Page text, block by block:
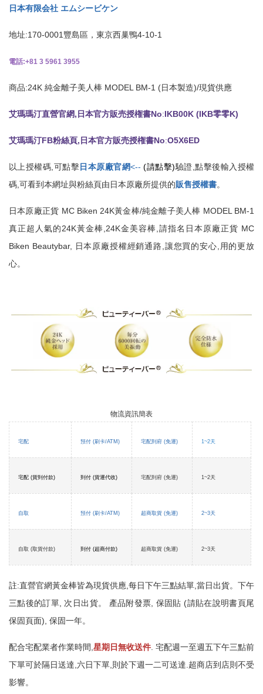
日本有限会社 エムシービケン
地址:170-0001豐島區，東京西巢鴨4-10-1
電話:+81 3 5961 3955
商品:24K 純金離子美人棒 MODEL BM-1 (日本製造)/現貨供應
艾瑪瑪汀直營官網,日本官方販売授権書No:IKB00K (IKB零零K)
艾瑪瑪汀FB粉絲頁,日本官方販売授権書No:O5X6ED
以上授權碼,可點擊 日本原廠官網<--(請點擊)驗證,點擊後輸入授權
碼,可看到本網址與粉絲頁由日本原廠所提供的販售授權書。
日本原廠正貨 MC Biken 24K黃金棒/純金離子美人棒 MODEL BM-1
真正超人氣的24K黃金棒,24K金美容棒,請指名日本原廠正貨 MC
Biken Beautybar, 日本原廠授權經銷通路,讓您買的安心,用的更放
心。
物流資訊簡表
宅配 預付 (刷卡/ATM) 宅配到府 (免運) 1~2天
宅配 (貨到付款) 到付 (貨運代收) 宅配到府 (免運) 1~2天
自取 預付 (刷卡/ATM) 超商取貨 (免運) 2~3天
自取 (取貨付款) 到付 (超商付款) 超商取貨 (免運) 2~3天
註:直營官網黃金棒皆為現貨供應,每日下午三點結單,當日出貨。 下午
三點後的訂單, 次日出貨。
產品附發票, 保固貼 (請貼在說明書頁尾
保固頁面), 保固一年。
配合宅配業者作業時間, 星期日無收送件 . 宅配週一至週五下午三點前
下單可於隔日送達,六日下單,則於下週一二可送達.超商店到店則不受
影響。